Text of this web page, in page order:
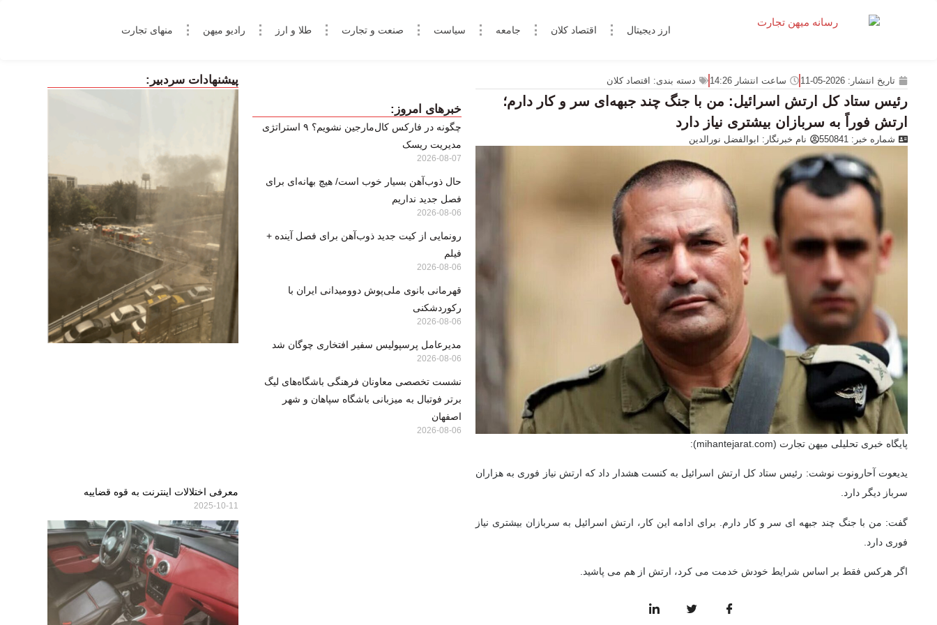
ارز دیجیتال اقتصاد کلان جامعه سیاست صنعت و تجارت طلا و ارز رادیو میهن منهای تجارت
تاریخ انتشار: 2026-05-11 ساعت انتشار 14:26 دسته بندی: اقتصاد کلان
رئیس ستاد کل ارتش اسرائیل: من با جنگ چند جبهه‌ای سر و کار دارم؛
ارتش فوراً به سربازان بیشتری نیاز دارد‌
شماره خبر: 550841 نام خبرنگار: ابوالفضل نورالدین
پایگاه خبری تحلیلی میهن تجارت (mihantejarat.com):
یدیعوت آحارونوت نوشت: رئیس ستاد کل ارتش اسرائیل به کنست هشدار داد که ارتش نیاز فوری به هزاران
سرباز دیگر دارد.
گفت: من با جنگ چند جبهه ای سر و کار دارم. برای ادامه این کار، ارتش اسرائیل به سربازان بیشتری نیاز
فوری دارد.
اگر هرکس فقط بر اساس شرایط خودش خدمت می کرد، ارتش از هم می پاشید.
خبرهای امروز:
چگونه در فارکس کال‌مارجین نشویم؟ ۹ استراتژی
مدیریت ریسک
2026-08-07
حال ذوب‌آهن بسیار خوب است/ هیچ بهانه‌ای برای
فصل جدید نداریم
2026-08-06
رونمایی از کیت جدید ذوب‌آهن برای فصل آینده +
فیلم
2026-08-06
قهرمانی بانوی ملی‌پوش دوومیدانی ایران با
رکوردشکنی
2026-08-06
مدیرعامل پرسپولیس سفیر افتخاری چوگان شد
2026-08-06
نشست تخصصی معاونان فرهنگی باشگاه‌های لیگ
برتر فوتبال به میزبانی باشگاه سپاهان و شهر
اصفهان
2026-08-06
پیشنهادات سردبیر:
معرفی اختلالات اینترنت به قوه قضاییه
2025-10-11